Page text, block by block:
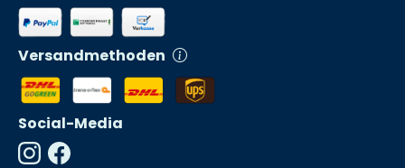
Versandmethoden
Social-Media